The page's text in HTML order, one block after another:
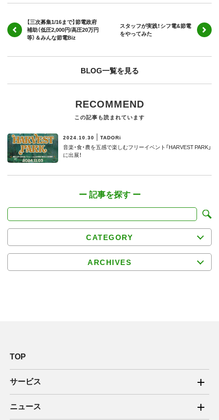
【三次募集1/16まで】節電政府
補助（低圧2,000円/高圧20万円
等）＆みんな節電Biz
スタッフが実践！シフ電&節電
をやってみた
BLOG一覧を見る
RECOMMEND
この記事も読まれています
2024.10.30 TADORi
音楽・食・農を五感で楽しむフリーイベント「HARVEST PARK」
に出展！
CATEGORY
ARCHIVES
TOP
サービス
ご家庭向け電力サービス
ニュース